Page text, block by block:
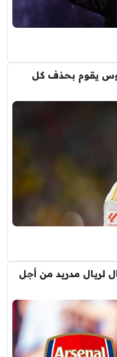
يقوم بحذف كل
لريال مدريد من أجل